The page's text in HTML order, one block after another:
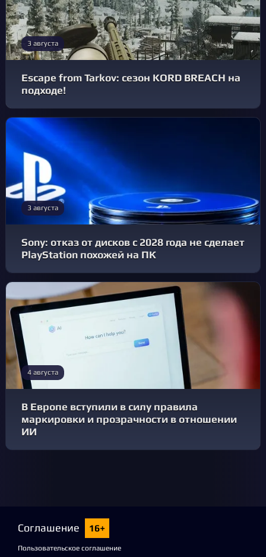
3 августа
Escape from Tarkov: сезон KORD BREACH на
подходе!
3 августа
Sony: отказ от дисков с 2028 года не сделает
PlayStation похожей на ПК
4 августа
В Европе вступили в силу правила
маркировки и прозрачности в отношении
ИИ
Соглашение 16+
Пользовательское соглашение